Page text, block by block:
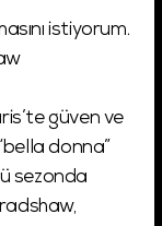
istiyorum.
güven ve
donna”
sezonda